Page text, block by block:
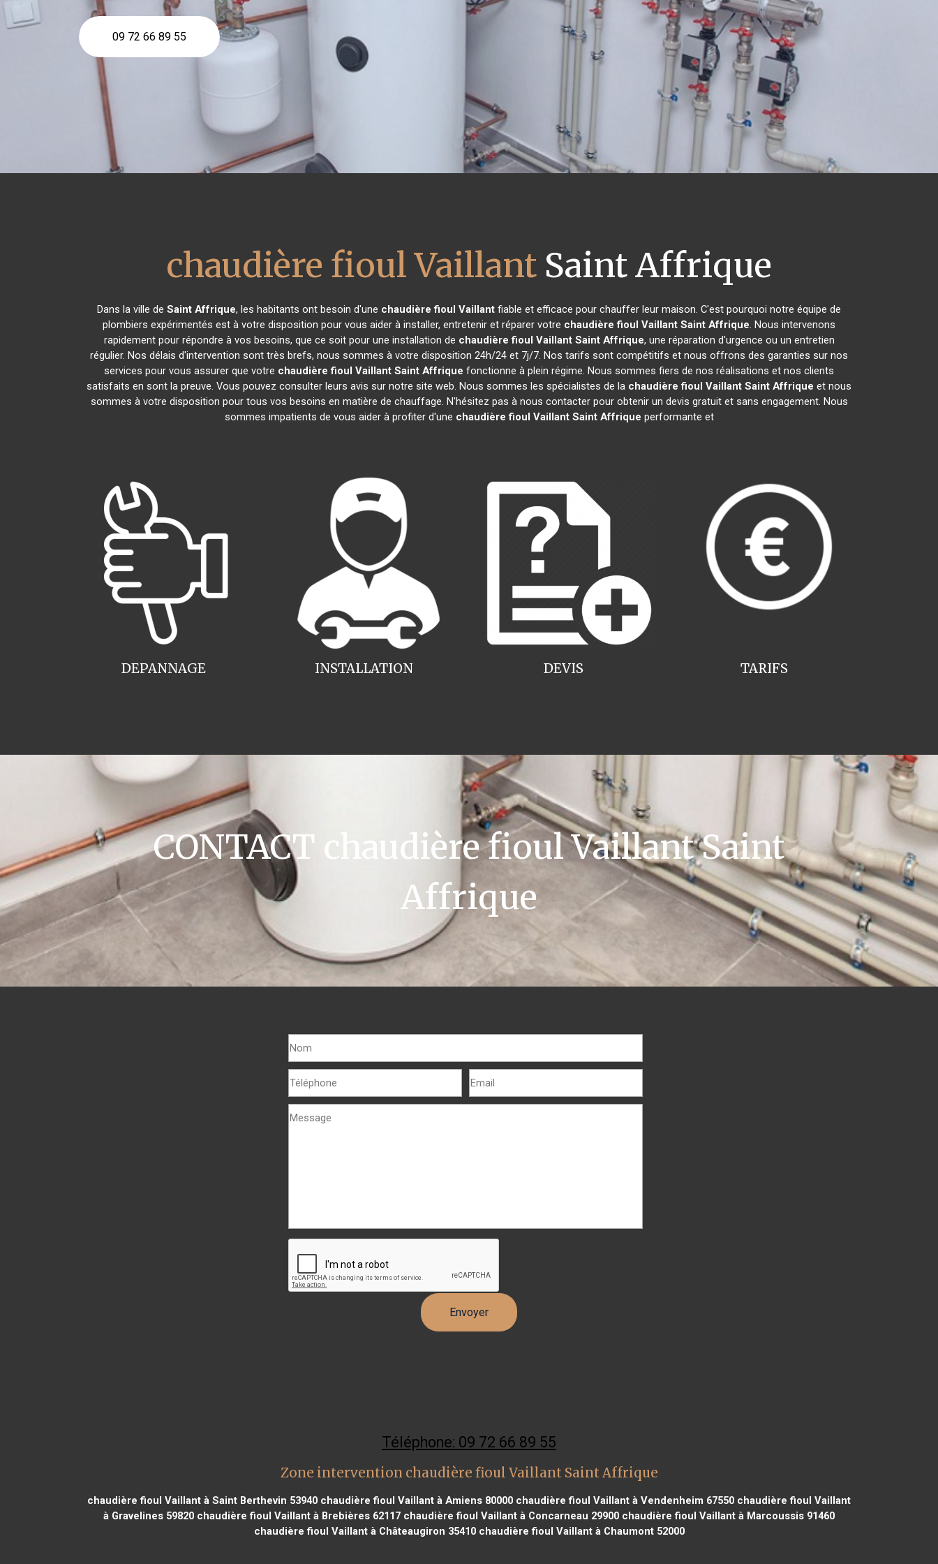
09 72 66 89 55
chaudière fioul Vaillant Saint Affrique
Dans la ville de Saint Affrique, les habitants ont besoin d'une chaudière fioul Vaillant fiable et efficace pour chauffer leur maison. C'est pourquoi notre équipe de
plombiers expérimentés est à votre disposition pour vous aider à installer, entretenir et réparer votre chaudière fioul Vaillant Saint Affrique. Nous intervenons
rapidement pour répondre à vos besoins, que ce soit pour une installation de chaudière fioul Vaillant Saint Affrique, une réparation d'urgence ou un entretien
régulier. Nos délais d'intervention sont très brefs, nous sommes à votre disposition 24h/24 et 7j/7. Nos tarifs sont compétitifs et nous offrons des garanties sur nos
services pour vous assurer que votre chaudière fioul Vaillant Saint Affrique fonctionne à plein régime. Nous sommes fiers de nos réalisations et nos clients
satisfaits en sont la preuve. Vous pouvez consulter leurs avis sur notre site web. Nous sommes les spécialistes de la chaudière fioul Vaillant Saint Affrique et nous
sommes à votre disposition pour tous vos besoins en matière de chauffage. N'hésitez pas à nous contacter pour obtenir un devis gratuit et sans engagement. Nous
sommes impatients de vous aider à profiter d'une chaudière fioul Vaillant Saint Affrique performante et
INSTALLATION
DEPANNAGE TARIFS
DEVIS
CONTACT chaudière fioul Vaillant Saint
Affrique
Téléphone: 09 72 66 89 55
Zone intervention chaudière fioul Vaillant Saint Affrique
chaudière fioul Vaillant à Saint Berthevin 53940 chaudière fioul Vaillant à Amiens 80000 chaudière fioul Vaillant à Vendenheim 67550 chaudière fioul Vaillant
à Gravelines 59820 chaudière fioul Vaillant à Brebières 62117 chaudière fioul Vaillant à Concarneau 29900 chaudière fioul Vaillant à Marcoussis 91460
chaudière fioul Vaillant à Châteaugiron 35410chaudière fioul Vaillant à Chaumont 52000